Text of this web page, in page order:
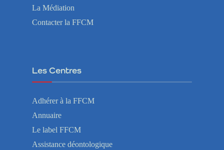
La Médiation
Contacter la FFCM
Les Centres
Adhérer à la FFCM
Annuaire
Le label FFCM
Assistance déontologique